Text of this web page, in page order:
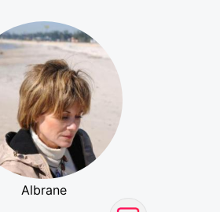
Albrane